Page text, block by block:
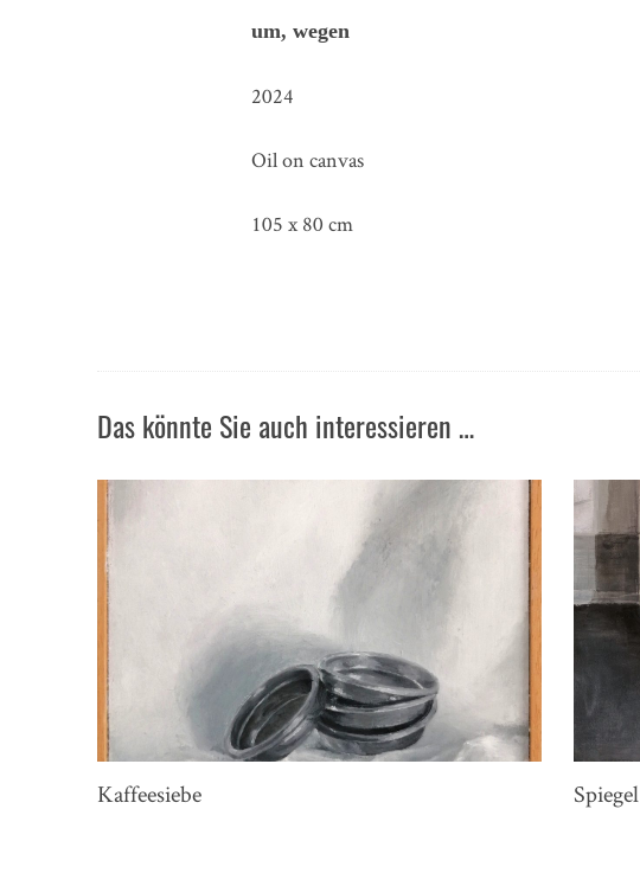
um, wegen
2024
Oil on canvas
105 x 80 cm
Das könnte Sie auch interessieren …
Kaffeesiebe Spiegel